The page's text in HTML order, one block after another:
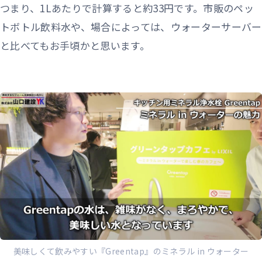
つまり、1Lあたりで計算すると約33円です。市販のペッ
トボトル飲料水や、場合によっては、ウォーターサーバー
と比べてもお手頃かと思います。
美味しくて飲みやすい『Greentap』のミネラル in ウォーター